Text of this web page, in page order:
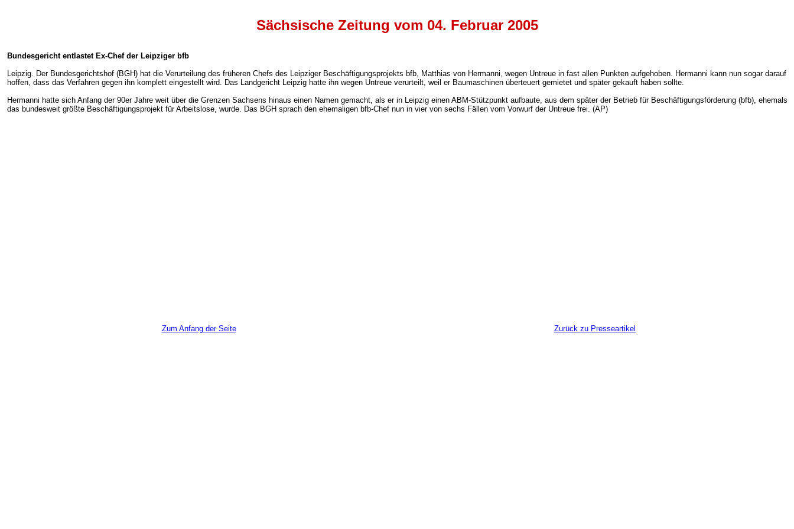
Sächsische Zeitung vom 04. Februar 2005
Bundesgericht entlastet Ex-Chef der Leipziger bfb
Leipzig. Der Bundesgerichtshof (BGH) hat die Verurteilung des früheren Chefs des Leipziger Beschäftigungsprojekts bfb, Matthias von Hermanni, wegen Untreue in fast allen Punkten aufgehoben. Hermanni kann nun sogar darauf
hoffen, dass das Verfahren gegen ihn komplett eingestellt wird. Das Landgericht Leipzig hatte ihn wegen Untreue verurteilt, weil er Baumaschinen überteuert gemietet und später gekauft haben sollte.
Hermanni hatte sich Anfang der 90er Jahre weit über die Grenzen Sachsens hinaus einen Namen gemacht, als er in Leipzig einen ABM-Stützpunkt aufbaute, aus dem später der Betrieb für Beschäftigungsförderung (bfb), ehemals
das bundesweit größte Beschäftigungsprojekt für Arbeitslose, wurde. Das BGH sprach den ehemaligen bfb-Chef nun in vier von sechs Fällen vom Vorwurf der Untreue frei. (AP)
Zum Anfang der Seite Zurück zu Presseartikel